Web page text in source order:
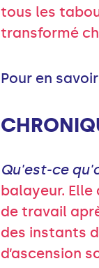
tous les
transformé
Pour en
Qu'est-ce
balayeur. Elle
de travail
des instants
d’ascension